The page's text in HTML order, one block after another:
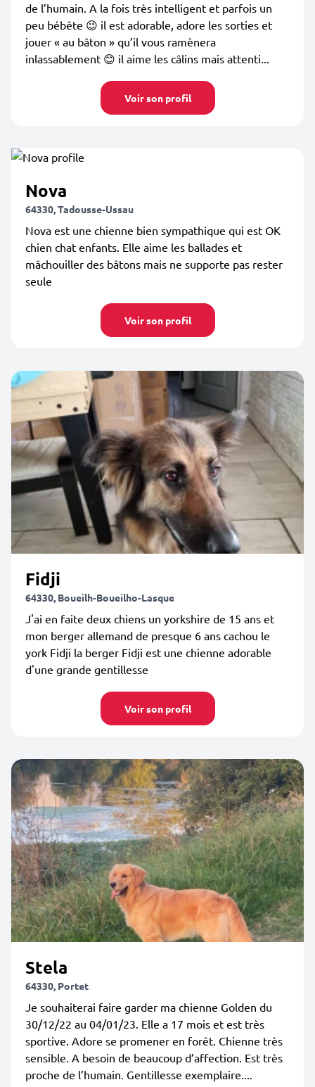
de l’humain. A la fois très intelligent et parfois un
peu bébête 😉 il est adorable, adore les sorties et
jouer « au bâton » qu’il vous ramènera
inlassablement 😊 il aime les câlins mais attenti...
Voir son profil
Nova
64330, Tadousse-Ussau
Nova est une chienne bien sympathique qui est OK
chien chat enfants. Elle aime les ballades et
mâchouiller des bâtons mais ne supporte pas rester
seule
Voir son profil
Fidji
64330, Boueilh-Boueilho-Lasque
J'ai en faite deux chiens un yorkshire de 15 ans et
mon berger allemand de presque 6 ans cachou le
york Fidji la berger Fidji est une chienne adorable
d'une grande gentillesse
Voir son profil
Stela
64330, Portet
Je souhaiterai faire garder ma chienne Golden du
30/12/22 au 04/01/23. Elle a 17 mois et est très
sportive. Adore se promener en forêt. Chienne très
sensible. A besoin de beaucoup d’affection. Est très
proche de l’humain. Gentillesse exemplaire....